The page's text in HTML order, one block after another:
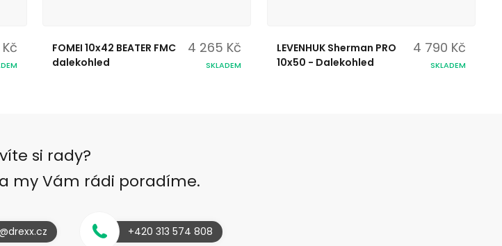
FOMEI 10x42 BEATER FMC
dalekohled
4 265 Kč
SKLADEM
LEVENHUK Sherman PRO
10x50 - Dalekohled
4 790 Kč
SKLADEM
si rady?
my Vám rádi poradíme.
+420 313 574 808